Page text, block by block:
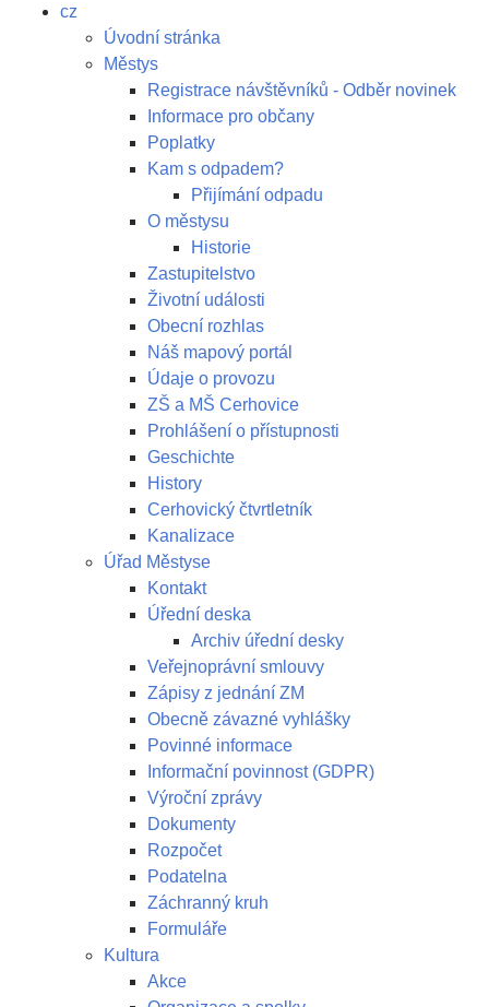
cz
Úvodní stránka
Městys
Registrace návštěvníků - Odběr novinek
Informace pro občany
Poplatky
Kam s odpadem?
Přijímání odpadu
O městysu
Historie
Zastupitelstvo
Životní události
Obecní rozhlas
Náš mapový portál
Údaje o provozu
ZŠ a MŠ Cerhovice
Prohlášení o přístupnosti
Geschichte
History
Cerhovický čtvrtletník
Kanalizace
Úřad Městyse
Kontakt
Úřední deska
Archiv úřední desky
Veřejnoprávní smlouvy
Zápisy z jednání ZM
Obecně závazné vyhlášky
Povinné informace
Informační povinnost (GDPR)
Výroční zprávy
Dokumenty
Rozpočet
Podatelna
Záchranný kruh
Formuláře
Kultura
Akce